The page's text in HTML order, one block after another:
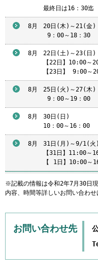
最終日は16：30迄
8月
20日(木)～21(金)
9 ：00～18：30
8月
22日(土)～23(日)
【22日】10:00～
【23日】
9:00～
8月
25日(火)～27(木)
9 ：00～19：00
8月
30日(日)
10：00～16：00
8月
31日(月)～9/1(火)
【31日】11:00～
【
1日】10:00～
※記載の情報は令和2年7月30日
内容、時間等詳しいお問い合わせ
お問い合わせ先